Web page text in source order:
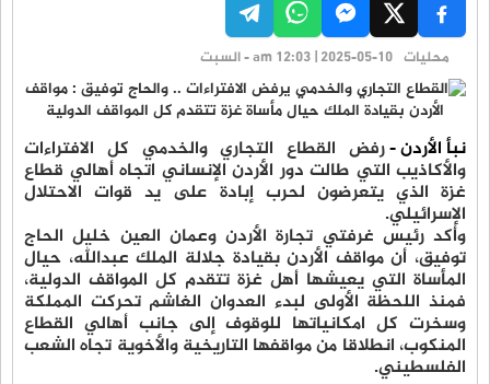
محليات am 12:03 | 2025-05-10 - السبت
نبأ الأردن -رفض القطاع التجاري والخدمي كل الافتراءات
والأكاذيب التي طالت دور الأردن الإنساني اتجاه أهالي قطاع
غزة الذي يتعرضون لحرب إبادة على يد قوات الاحتلال
الإسرائيلي.
وأكد رئيس غرفتي تجارة الأردن وعمان العين خليل الحاج
توفيق، أن مواقف الأردن بقيادة جلالة الملك عبدالله، حيال
المأساة التي يعيشها أهل غزة تتقدم كل المواقف الدولية،
فمنذ اللحظة الأولى لبدء العدوان الغاشم تحركت المملكة
وسخرت كل امكانياتها للوقوف إلى جانب أهالي القطاع
المنكوب، انطلاقا من مواقفها التاريخية والأخوية تجاه الشعب
الفلسطيني.